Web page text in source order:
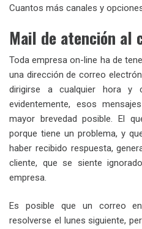
Cuantos más canales y
Mail de atención al
Toda empresa on-line ha de
una dirección de correo
dirigirse a cualquier hora y
evidentemente, esos
mayor brevedad posible. El
porque tiene un problema, y
haber recibido respuesta,
cliente, que se siente
empresa.
Es posible que un correo
resolverse el lunes siguiente,